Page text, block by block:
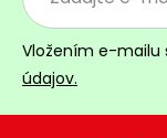
Vložením e-mailu
údajov.